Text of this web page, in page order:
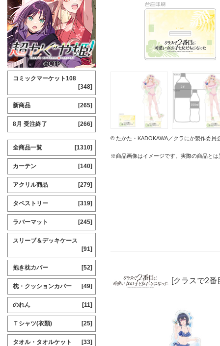
© たかた・KADOKAWA／クラにか製作委員
※商品画像はイメージです。実際の商品と
[クラスで2番
コミックマーケット108
[348]
新商品 [265]
8月 受注終了 [266]
全商品一覧 [1310]
カーテン [140]
アクリル商品 [279]
タペストリー [319]
ラバーマット [245]
スリーブ＆デッキケース
[91]
抱き枕カバー [52]
枕・クッションカバー [49]
のれん [11]
Ｔシャツ(衣類) [25]
タオル・タオルケット [33]